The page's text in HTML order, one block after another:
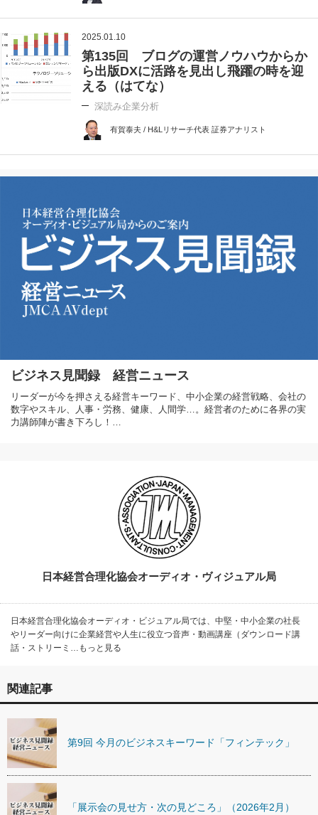
2025.01.10
第135回 ブログの運営ノウハウからか
ら出版DXに活路を見出し飛躍の時を迎
える（はてな）
深読み企業分析
有賀泰夫 / H&Lリサーチ代表 証券アナリスト
ビジネス見聞録 経営ニュース
リーダーが今を押さえる経営キーワード、中小企業の経営戦略、会社の
数字やスキル、人事・労務、健康、人間学…。経営者のために各界の実
力講師陣が書き下ろし！…
日本経営合理化協会オーディオ・ヴィジュアル局
日本経営合理化協会オーディオ・ビジュアル局では、中堅・中小企業の社長
やリーダー向けに企業経営や人生に役立つ音声・動画講座（ダウンロード講
話・ストリーミ…もっと見る
関連記事
第9回 今月のビジネスキーワード「フィンテック」
「展示会の見せ方・次の見どころ」（2026年2月）